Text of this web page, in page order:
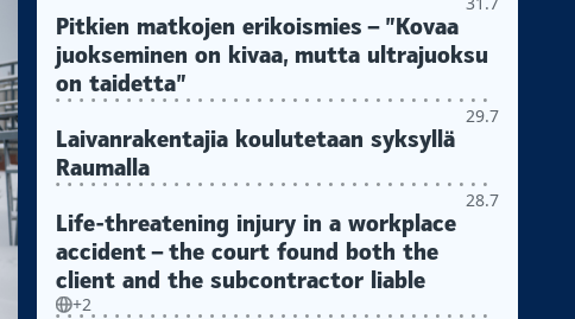
Pitkien matkojen erikoismies – ”Kovaa
juokseminen on kivaa, mutta ultrajuoksu
on taidetta”
29.7
Laivanrakentajia koulutetaan syksyllä
Raumalla
28.7
Life-threatening injury in a workplace
accident – the court found both the
client and the subcontractor liable
+2